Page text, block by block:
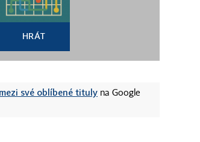
HRÁT
mezi své oblíbené tituly na Google